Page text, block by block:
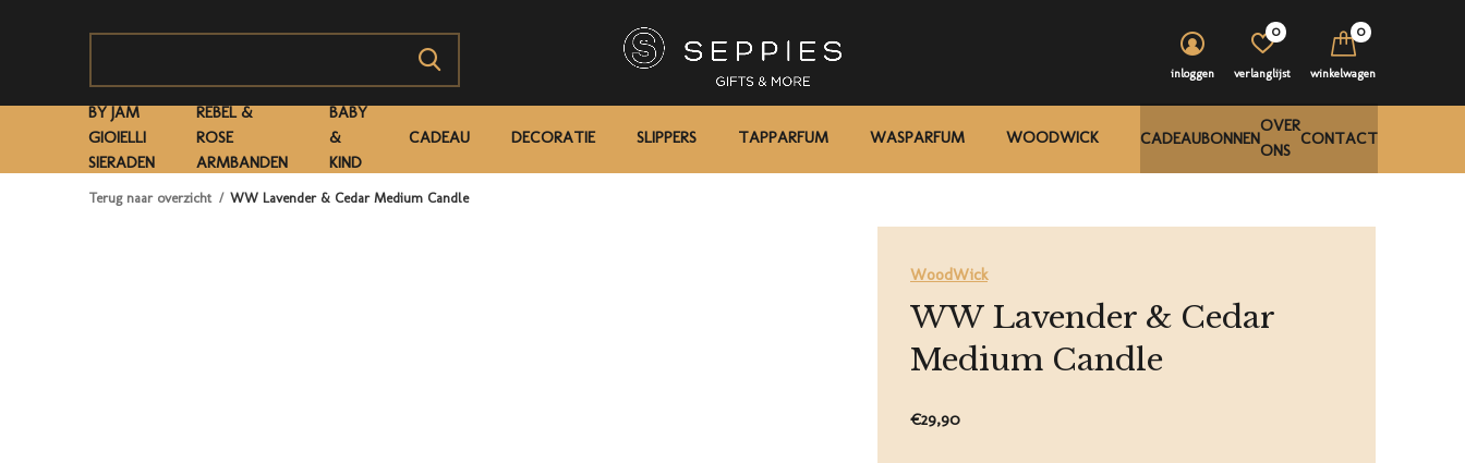
BY JAM
GIOIELLI
SIERADEN
REBEL &
ROSE
ARMBANDEN
BABY
&
KIND
CADEAU DECORATIE SLIPPERS TAPPARFUM WASPARFUM WOODWICK CADEAUBONNEN
OVER
ONS
CONTACT
inloggen verlanglijst
0
winkelwagen
0
Terug naar overzicht WW Lavender & Cedar Medium Candle
WoodWick
WW Lavender & Cedar
Medium Candle
€29,90